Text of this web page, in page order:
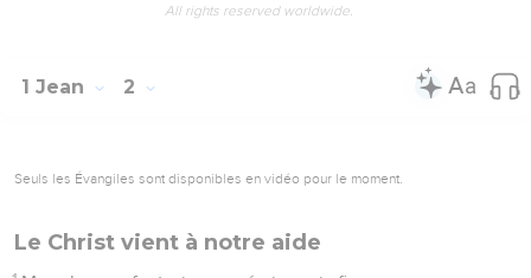
All rights reserved worldwide.
1 Jean 2
Seuls les Évangiles sont disponibles en vidéo pour le moment.
Le Christ vient à notre aide